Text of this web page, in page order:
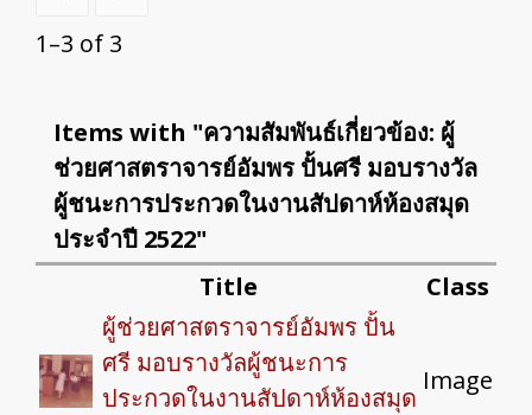
1–3 of 3
Items with "ความสัมพันธ์เกี่ยวข้อง: ผู้
ช่วยศาสตราจารย์อัมพร ปั้นศรี มอบรางวัล
ผู้ชนะการประกวดในงานสัปดาห์ห้องสมุด
ประจำปี 2522"
Title
Class
ผู้ช่วยศาสตราจารย์อัมพร ปั้น
ศรี มอบรางวัลผู้ชนะการ
ประกวดในงานสัปดาห์ห้องสมุด
Image